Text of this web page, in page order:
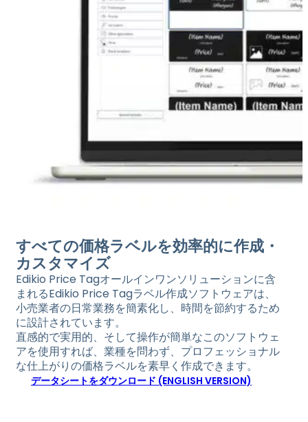
すべての価格ラベルを効率的に作成・
カスタマイズ
Edikio Price Tagオールインワンソリューションに含
まれるEdikio Price Tagラベル作成ソフトウェアは、
小売業者の日常業務を簡素化し、時間を節約するため
に設計されています。
直感的で実用的、そして操作が簡単なこのソフトウェ
アを使用すれば、業種を問わず、プロフェッショナル
な仕上がりの価格ラベルを素早く作成できます。
データシートをダウンロード (ENGLISH VERSION)